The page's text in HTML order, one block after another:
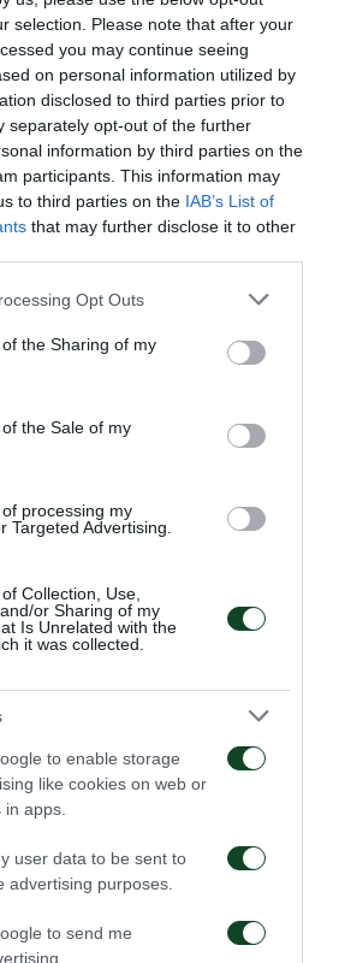
selection. Please note that after your
you may continue seeing
on personal information utilized by
disclosed to third parties prior to
separately opt-out of the further
information by third parties on the
participants. This information may
to third parties on the IAB’s List of
that may further disclose it to other
app uses one or more Google
or usage behaviour. You may click to
to Google and its third-party tags to
specified purposes in below Google
Opt Outs
the Sharing of my
the Sale of my
processing my
Targeted Advertising.
Collection, Use,
or Sharing of my
Is Unrelated with the
it was collected.
to enable storage
like cookies on web or
apps.
user data to be sent to
advertising purposes.
to send me
ατομική ενέργεια πάτησε
καλά την μπάλα, στο 14’.
Β της επέτρεψε να βρίσκεται
του Ξενόπουλου, χωρίς τα σουτ
να τον απειλήσουν
πρώτου μέρους.
του Βαγιανίδη στο
κυκλοφορώντας
την μπάλα.
Σένκεφελντ στο 34’ και το
στην πιο σημαντική
πέντε λεπτά μετά, ήταν οι
που ακολούθησαν μέχρι την
ρυθμός ήταν σαφώς πιο
Β να συνεχίζει να έχει τον
με γεμίσματα. Ο Ραντόνια
την μπάλα, ανεπιτυχώς,
ομάδα του Γιάννη Βονόρτα
λεπτό, αλλά έμεινε ξανά